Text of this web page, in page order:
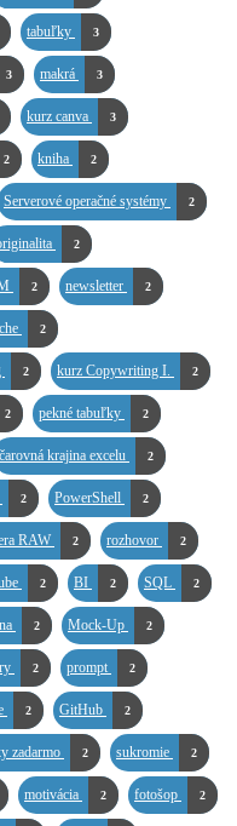
tabuľky 3
3 makrá 3
kurz canva 3
2 kniha 2
Serverové operačné systémy 2
2
2 newsletter 2
2
2 kurz Copywriting I. 2
2 pekné tabuľky 2
čarovná krajina excelu 2
2 PowerShell 2
RAW 2 rozhovor 2
2 BI 2 SQL 2
2 Mock-Up 2
2 prompt 2
2 GitHub 2
zadarmo 2 sukromie 2
motivácia 2 fotošop 2